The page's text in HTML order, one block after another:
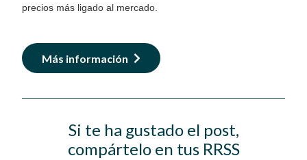
precios más ligado al mercado.
Más información
Si te ha gustado el post,
compártelo en tus RRSS